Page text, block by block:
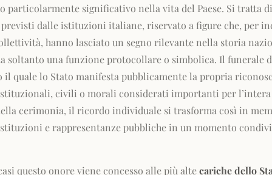
particolarmente significativo nella vita del Paese. Si tratta
dalle istituzioni italiane, riservato a figure che, per
hanno lasciato un segno rilevante nella storia
soltanto una funzione protocollare o simbolica. Il funerale
quale lo Stato manifesta pubblicamente la propria
civili o morali considerati importanti per
cerimonia, il ricordo individuale si trasforma così in
e rappresentanze pubbliche in un momento
questo onore viene concesso alle più altecariche dello